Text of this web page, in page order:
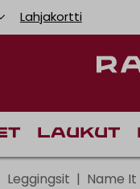
Lahjakortti
Laukut
Leggingsit | Name It